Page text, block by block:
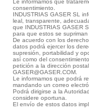
Le informamos que
consentimiento.
INDUSTRIAS GASER SL
leal, transparente,
que INDUSTRIAS GASER
para que estos se
De acuerdo con los
datos podrá ejercer los
supresión, portabilidad y
así como del
petición a la dirección
GASER@GASER.COM.
Le informamos que podrá
mandando un correo
Podrá dirigirse a la
considere oportuna.
El envío de estos datos